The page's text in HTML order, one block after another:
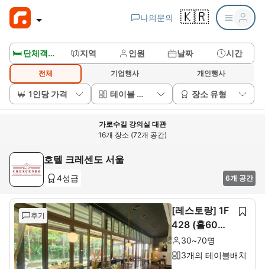
나의문의 🇰🇷
🛏️ 단체객실보기 지역 인원 날짜 시간
전체 기업행사 개인행사
1인당 가격 테이블 배치 장소 유형
가로수길 강의실 대관
16개 장소 (72개 공간)
호텔 크레센도 서울
4성급 6개 공간
후기
[레스토랑] 1F
428 (홀60석+
룸10석)
30~70명
3개의 테이블배치